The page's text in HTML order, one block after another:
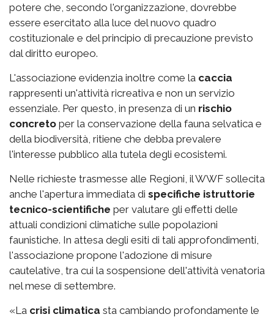
potere che, secondo l'organizzazione, dovrebbe
essere esercitato alla luce del nuovo quadro
costituzionale e del principio di precauzione previsto
dal diritto europeo.
L'associazione evidenzia inoltre come la caccia
rappresenti un'attività ricreativa e non un servizio
essenziale. Per questo, in presenza di un rischio
concreto per la conservazione della fauna selvatica e
della biodiversità, ritiene che debba prevalere
l'interesse pubblico alla tutela degli ecosistemi.
Nelle richieste trasmesse alle Regioni, il WWF sollecita
anche l'apertura immediata di specifiche istruttorie
tecnico-scientifiche per valutare gli effetti delle
attuali condizioni climatiche sulle popolazioni
faunistiche. In attesa degli esiti di tali approfondimenti,
l'associazione propone l'adozione di misure
cautelative, tra cui la sospensione dell'attività venatoria
nel mese di settembre.
«La crisi climatica sta cambiando profondamente le